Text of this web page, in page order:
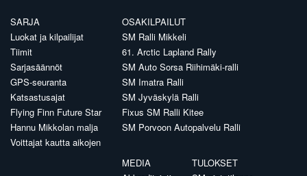
SARJA
Luokat ja kilpailijat
Tiimit
Sarjasäännöt
GPS-seuranta
Katsastusajat
Flying Finn Future Star
Hannu Mikkolan malja
Voittajat kautta aikojen
OSAKILPAILUT
SM Ralli Mikkeli
61. Arctic Lapland Rally
SM Auto Sorsa Riihimäki-ralli
SM Imatra Ralli
SM Jyväskylä Ralli
Fixus SM Ralli Kitee
SM Porvoon Autopalvelu Ralli
MEDIA
TULOKSET